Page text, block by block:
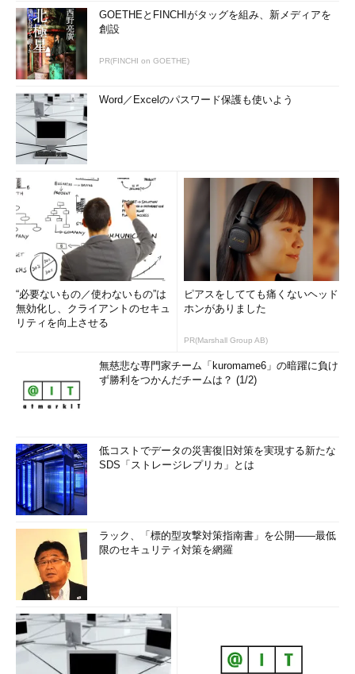
GOETHEとFINCHIがタッグを組み、新メディアを
創設
PR(FINCHI on GOETHE)
Word／Excelのパスワード保護も使いよう
“必要ないもの／使わないもの”は
無効化し、クライアントのセキュ
リティを向上させる
ピアスをしてても痛くないヘッド
ホンがありました
PR(Marshall Group AB)
無慈悲な専門家チーム「kuromame6」の暗躍に負け
ず勝利をつかんだチームは？ (1/2)
低コストでデータの災害復旧対策を実現する新たな
SDS「ストレージレプリカ」とは
ラック、「標的型攻撃対策指南書」を公開――最低
限のセキュリティ対策を網羅